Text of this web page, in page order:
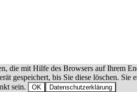
die mit Hilfe des Browsers auf Ihrem
gespeichert, bis Sie diese löschen.
sein.
OK Datenschutzerklärung